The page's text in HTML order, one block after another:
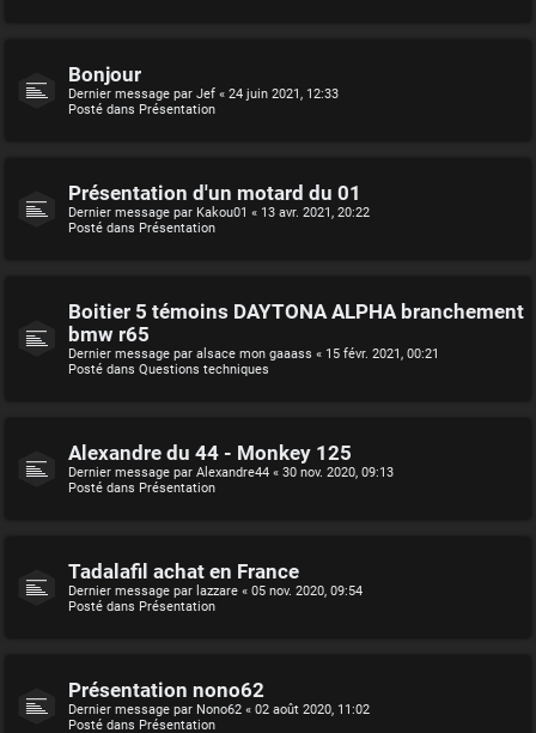
Bonjour
Dernier message par Jef « 24 juin 2021, 12:33
Posté dans Présentation
Présentation d'un motard du 01
Dernier message par Kakou01 « 13 avr. 2021, 20:22
Posté dans Présentation
Boitier 5 témoins DAYTONA ALPHA branchement
bmw r65
Dernier message par alsace mon gaaass « 15 févr. 2021, 00:21
Posté dans Questions techniques
Alexandre du 44 - Monkey 125
Dernier message par Alexandre44 « 30 nov. 2020, 09:13
Posté dans Présentation
Tadalafil achat en France
Dernier message par lazzare « 05 nov. 2020, 09:54
Posté dans Présentation
Présentation nono62
Dernier message par Nono62 « 02 août 2020, 11:02
Posté dans Présentation